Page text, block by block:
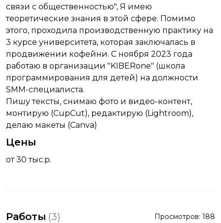
связи с общественностью", Я имею
теоретические знания в этой сфере. Помимо
этого, проходила производственную практику на
3 курсе университета, которая заключалась в
продвижении кофейни. С ноября 2023 года
работаю в организации "KIBERone" (школа
программирования для детей) на должности
SMM-специалиста.
Пишу тексты, снимаю фото и видео-контент,
монтирую (CupCut), редактирую (Lightroom),
делаю макеты (Canva)
Цены
от 30 тыс.р.
Работы (3) Просмотров: 188